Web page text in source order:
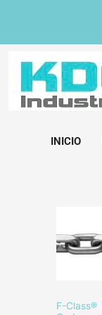
contenido
INICIO
F-Class®